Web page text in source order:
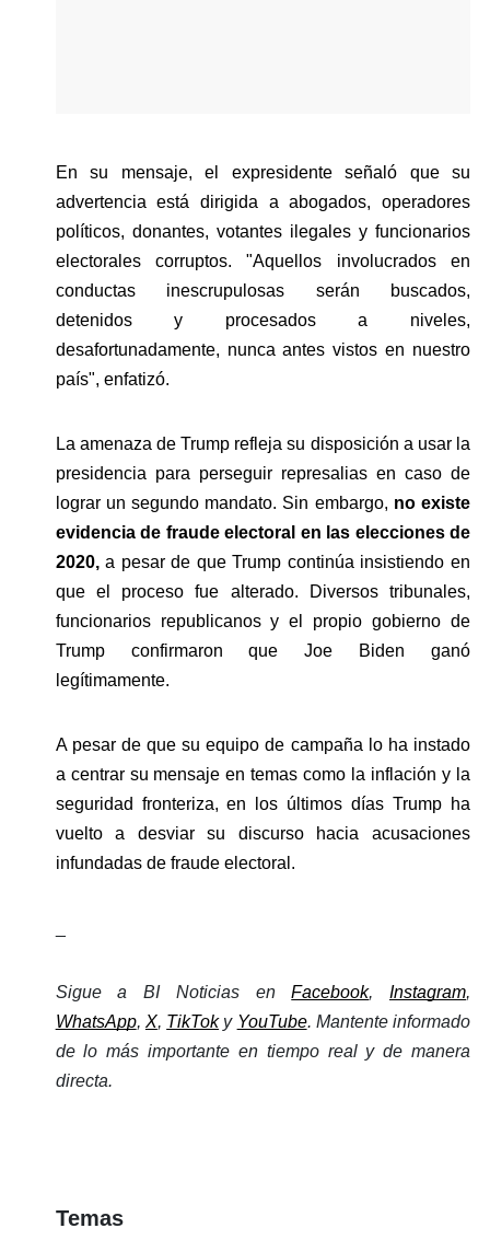
En su mensaje, el expresidente señaló que su
advertencia está dirigida a abogados, operadores
políticos, donantes, votantes ilegales y funcionarios
electorales corruptos. "Aquellos involucrados en
conductas inescrupulosas serán buscados,
detenidos y procesados a niveles,
desafortunadamente, nunca antes vistos en nuestro
país", enfatizó.
La amenaza de Trump refleja su disposición a usar la
presidencia para perseguir represalias en caso de
lograr un segundo mandato. Sin embargo, no existe
evidencia de fraude electoral en las elecciones de
2020, a pesar de que Trump continúa insistiendo en
que el proceso fue alterado. Diversos tribunales,
funcionarios republicanos y el propio gobierno de
Trump confirmaron que Joe Biden ganó
legítimamente.
A pesar de que su equipo de campaña lo ha instado
a centrar su mensaje en temas como la inflación y la
seguridad fronteriza, en los últimos días Trump ha
vuelto a desviar su discurso hacia acusaciones
infundadas de fraude electoral.
Sigue a BI Noticias en Facebook, Instagram,
WhatsApp, X, TikTok y YouTube. Mantente informado
de lo más importante en tiempo real y de manera
directa.
Temas